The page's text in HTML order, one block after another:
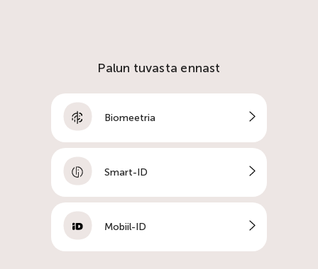
Palun tuvasta ennast
Biomeetria
Smart-ID
Mobiil-ID